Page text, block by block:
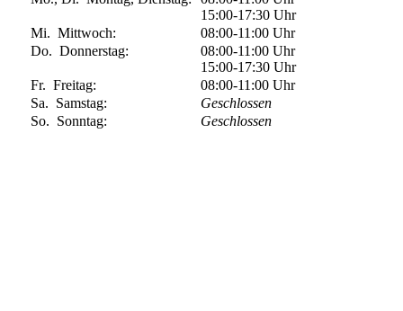
15:00-17:30 Uhr
Mi.Mittwoch: 08:00-11:00 Uhr
Do.Donnerstag: 08:00-11:00 Uhr
15:00-17:30 Uhr
Fr.Freitag: 08:00-11:00 Uhr
Sa. Samstag:
Geschlossen
So. Sonntag: Geschlossen